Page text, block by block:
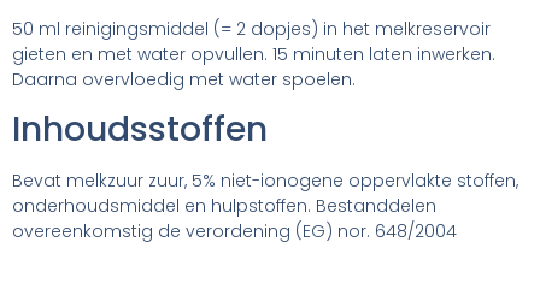
50 ml reinigingsmiddel (= 2 dopjes) in het melkreservoir
gieten en met water opvullen. 15 minuten laten inwerken.
Daarna overvloedig met water spoelen.
Inhoudsstoffen
Bevat melkzuur zuur, 5% niet-ionogene oppervlakte stoffen,
onderhoudsmiddel en hulpstoffen. Bestanddelen
overeenkomstig de verordening (EG) nor. 648/2004